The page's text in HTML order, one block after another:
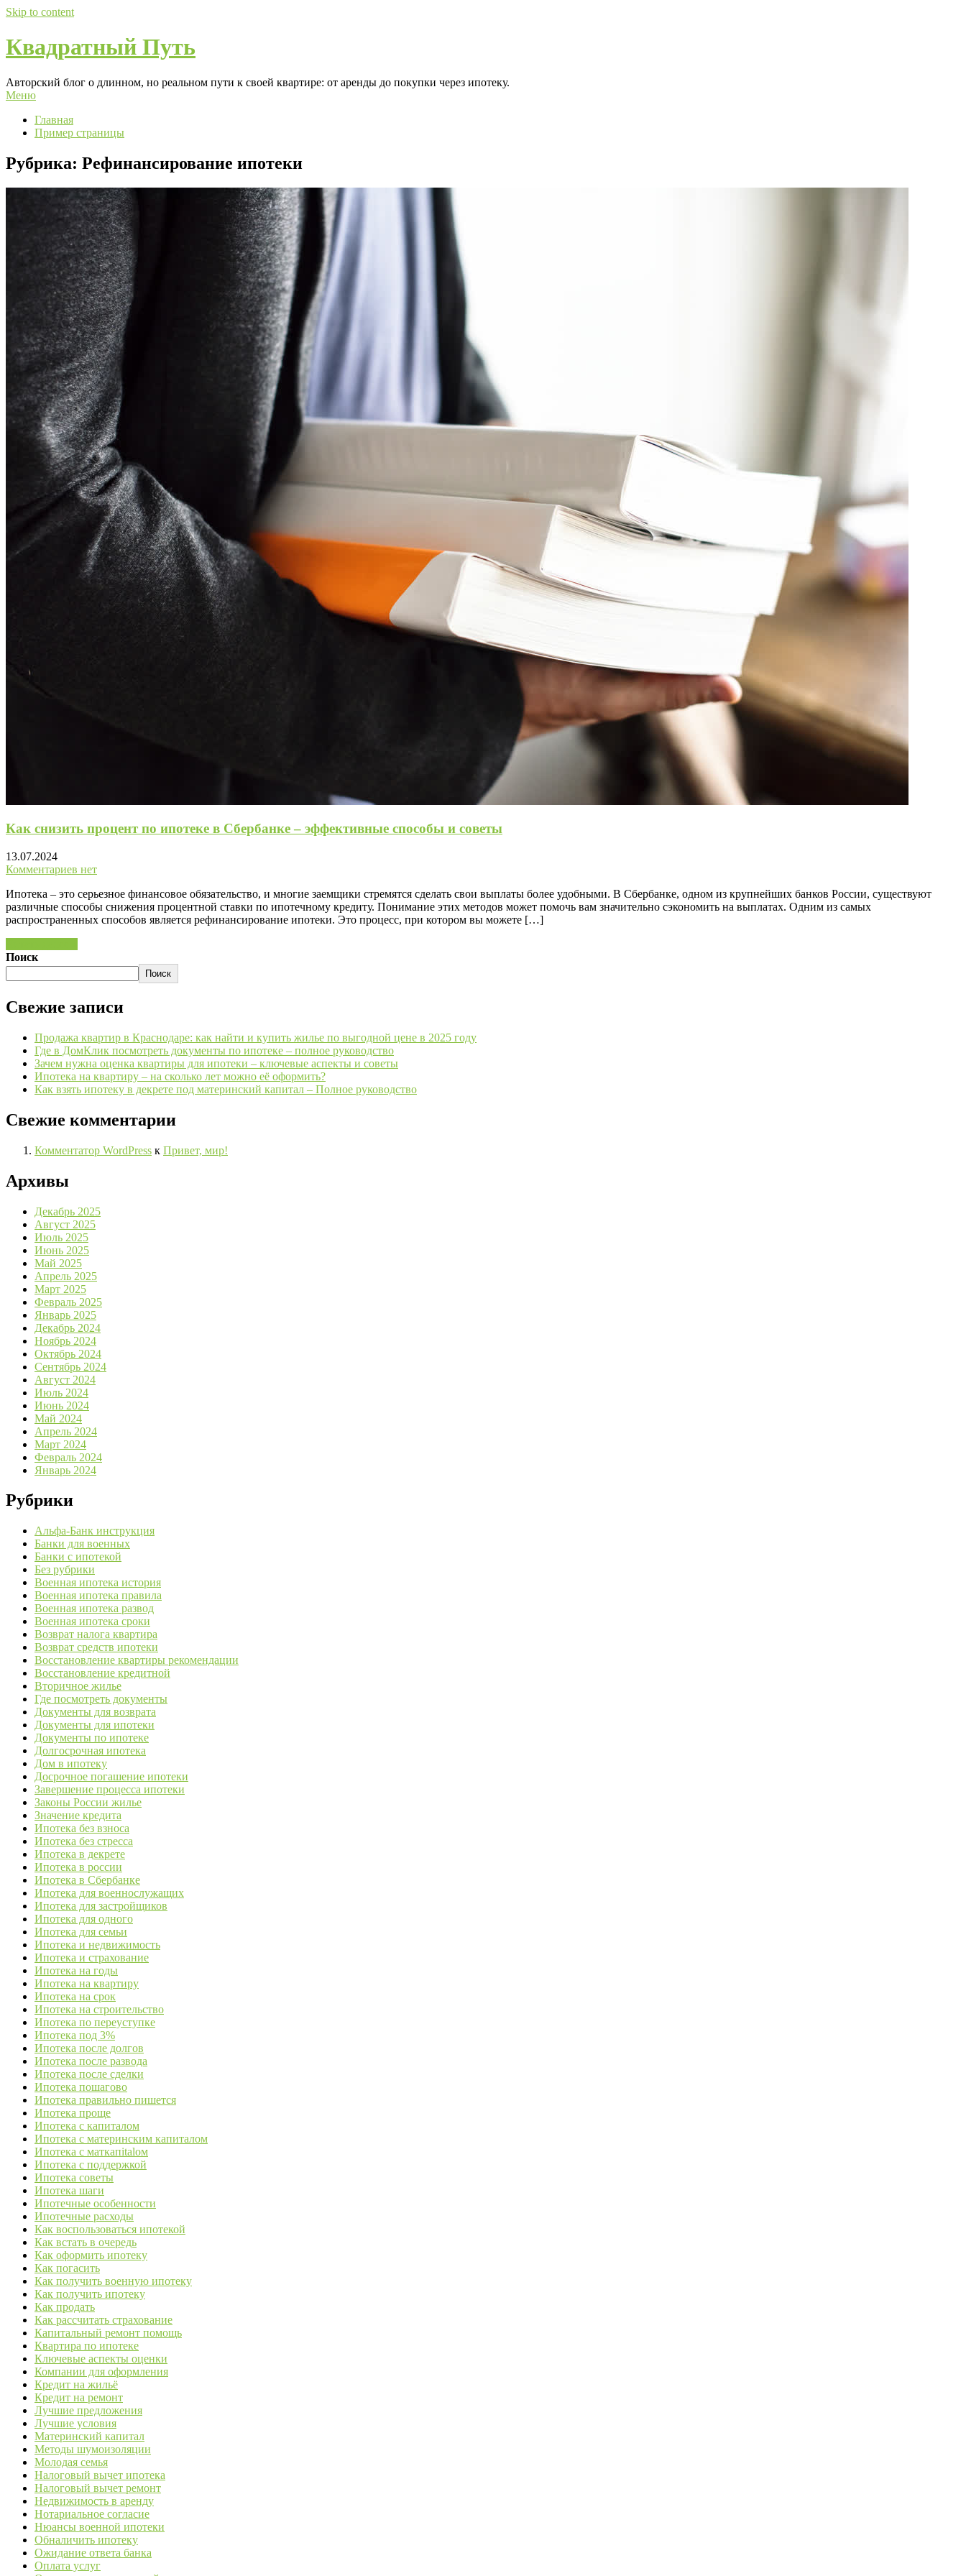
Skip to content
Квадратный Путь
Авторский блог о длинном, но реальном пути к своей квартире: от аренды до покупки через ипотеку.
Меню
Главная
Пример страницы
Рубрика: Рефинансирование ипотеки
Как снизить процент по ипотеке в Сбербанке – эффективные способы и советы
13.07.2024
Комментариев нет
Ипотека – это серьезное финансовое обязательство, и многие заемщики стремятся сделать свои выплаты более удобными. В Сбербанке, одном из крупнейших банков России, существуют
различные способы снижения процентной ставки по ипотечному кредиту. Понимание этих методов может помочь вам значительно сэкономить на выплатах. Одним из самых
распространенных способов является рефинансирование ипотеки. Это процесс, при котором вы можете […]
Поиск
Поиск
Свежие записи
Продажа квартир в Краснодаре: как найти и купить жилье по выгодной цене в 2025 году
Где в ДомКлик посмотреть документы по ипотеке – полное руководство
Зачем нужна оценка квартиры для ипотеки – ключевые аспекты и советы
Ипотека на квартиру – на сколько лет можно её оформить?
Как взять ипотеку в декрете под материнский капитал – Полное руководство
Свежие комментарии
Комментатор WordPress к Привет, мир!
Архивы
Декабрь 2025
Август 2025
Июль 2025
Июнь 2025
Май 2025
Апрель 2025
Март 2025
Февраль 2025
Январь 2025
Декабрь 2024
Ноябрь 2024
Октябрь 2024
Сентябрь 2024
Август 2024
Июль 2024
Июнь 2024
Май 2024
Апрель 2024
Март 2024
Февраль 2024
Январь 2024
Рубрики
Альфа-Банк инструкция
Банки для военных
Банки с ипотекой
Без рубрики
Военная ипотека история
Военная ипотека правила
Военная ипотека развод
Военная ипотека сроки
Возврат налога квартира
Возврат средств ипотеки
Восстановление квартиры рекомендации
Восстановление кредитной
Вторичное жилье
Где посмотреть документы
Документы для возврата
Документы для ипотеки
Документы по ипотеке
Долгосрочная ипотека
Дом в ипотеку
Досрочное погашение ипотеки
Завершение процесса ипотеки
Законы России жилье
Значение кредита
Ипотека без взноса
Ипотека без стресса
Ипотека в декрете
Ипотека в россии
Ипотека в Сбербанке
Ипотека для военнослужащих
Ипотека для застройщиков
Ипотека для одного
Ипотека для семьи
Ипотека и недвижимость
Ипотека и страхование
Ипотека на годы
Ипотека на квартиру
Ипотека на срок
Ипотека на строительство
Ипотека по переуступке
Ипотека под 3%
Ипотека после долгов
Ипотека после развода
Ипотека после сделки
Ипотека пошагово
Ипотека правильно пишется
Ипотека проще
Ипотека с капиталом
Ипотека с материнским капиталом
Ипотека с маткапitalом
Ипотека с поддержкой
Ипотека советы
Ипотека шаги
Ипотечные особенности
Ипотечные расходы
Как воспользоваться ипотекой
Как встать в очередь
Как оформить ипотеку
Как погасить
Как получить военную ипотеку
Как получить ипотеку
Как продать
Как рассчитать страхование
Капитальный ремонт помощь
Квартира по ипотеке
Ключевые аспекты оценки
Компании для оформления
Кредит на жильё
Кредит на ремонт
Лучшие предложения
Лучшие условия
Материнский капитал
Методы шумоизоляции
Молодая семья
Налоговый вычет ипотека
Налоговый вычет ремонт
Недвижимость в аренду
Нотариальное согласие
Нюансы военной ипотеки
Обналичить ипотеку
Ожидание ответа банка
Оплата услуг